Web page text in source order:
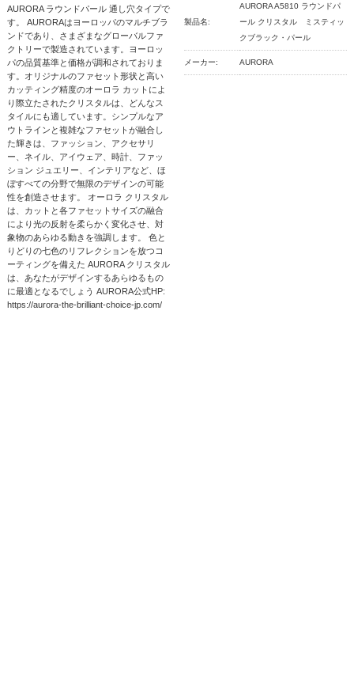
AURORA ラウンドパール 通し穴タイプで
す。 AURORAはヨーロッパのマルチブラ
ンドであり、さまざまなグローバルファ
クトリーで製造されています。ヨーロッ
パの品質基準と価格が調和されておりま
す。オリジナルのファセット形状と高い
カッティング精度のオーロラ カットによ
り際立たされたクリスタルは、どんなス
タイルにも適しています。シンプルなア
ウトラインと複雑なファセットが融合し
た輝きは、ファッション、アクセサリ
ー、ネイル、アイウェア、時計、ファッ
ション ジュエリー、インテリアなど、ほ
ぼすべての分野で無限のデザインの可能
性を創造させます。 オーロラ クリスタル
は、カットと各ファセットサイズの融合
により光の反射を柔らかく変化させ、対
象物のあらゆる動きを強調します。 色と
りどりの七色のリフレクションを放つコ
ーティングを備えた AURORA クリスタル
は、あなたがデザインするあらゆるもの
に最適となるでしょう AURORA公式HP:
https://aurora-the-brilliant-choice-jp.com/
製品名:
AURORA A5810 ラウンドパ
ール クリスタル ミスティッ
クブラック・パール
メーカー: AURORA